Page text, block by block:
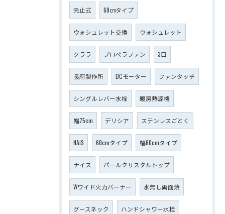
元止式 60㎝タイプ
ウォシュレット交換 ウォシュレット
クララ プロペラファン 3口
長府製作所 DCモーター ファンタッチ
シングルレバー水栓 暖房熱源機
幅75cm デリシア ステンレスごとく
NAiS 60cmタイプ 幅60cmタイプ
ナイス パールクリスタルトップ
Wワイド火力バーナー 水無し両面焼
グースネック ハンドシャワー水栓